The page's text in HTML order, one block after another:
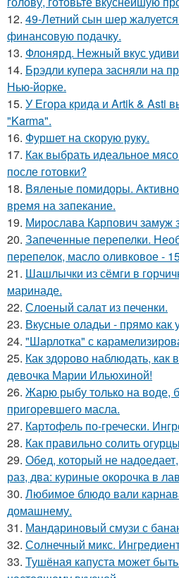
12. 49-Летний сын шер
финансовую подачку.
13. Флонярд. Нежный вкус
14. Брэдли купера засняли на
Нью-йорке.
15. У Егора крида и Artik & Asti
"Karma".
16. Фуршет на скорую руку.
17. Как выбрать идеальное
после готовки?
18. Вяленые помидоры.
время на запекание.
19. Мирослава Карпович замуж
20. Запеченные перепелки.
перепелок, масло оливковое -
21. Шашлычки из сёмги в
маринаде.
22. Слоеный салат из печенки.
23. Вкусные оладьи - прямо как
24. "Шарлотка" с
25. Как здорово наблюдать,
девочка Марии Ильюхиной!
26. Жарю рыбу только на воде,
пригоревшего масла.
27. Картофель по-гречески.
28. Как правильно солить
29. Обед, который не
раз, два: куриные окорочка в
30. Любимое блюдо вали
домашнему.
31. Мандариновый смузи с
32. Солнечный микс.
33. Тушёная капуста может